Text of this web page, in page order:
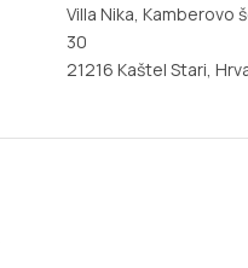
Villa Nika, Kamberovo
30
21216 Kaštel Stari,